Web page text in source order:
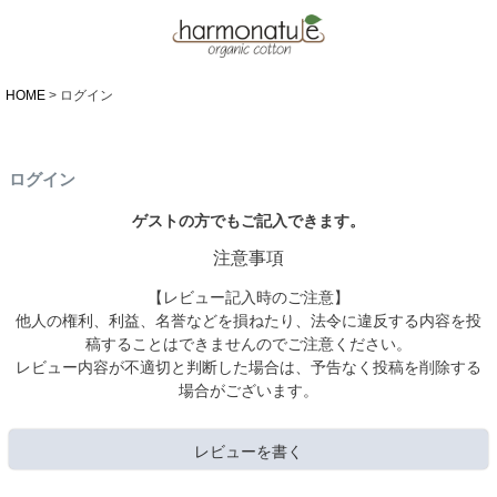
HOME ログイン
ログイン
ゲストの方でもご記入できます。
注意事項
【レビュー記入時のご注意】
他人の権利、利益、名誉などを損ねたり、法令に違反する内容を投
稿することはできませんのでご注意ください。
レビュー内容が不適切と判断した場合は、予告なく投稿を削除する
場合がございます。
レビューを書く